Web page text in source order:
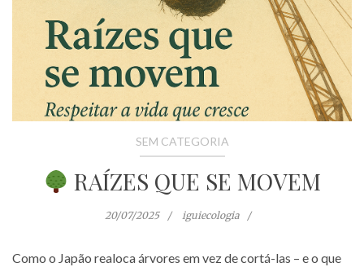
SEM CATEGORIA
RAÍZES QUE SE MOVEM
20/07/2025 iguiecologia
Como o Japão realoca árvores em vez de cortá-las – e o que